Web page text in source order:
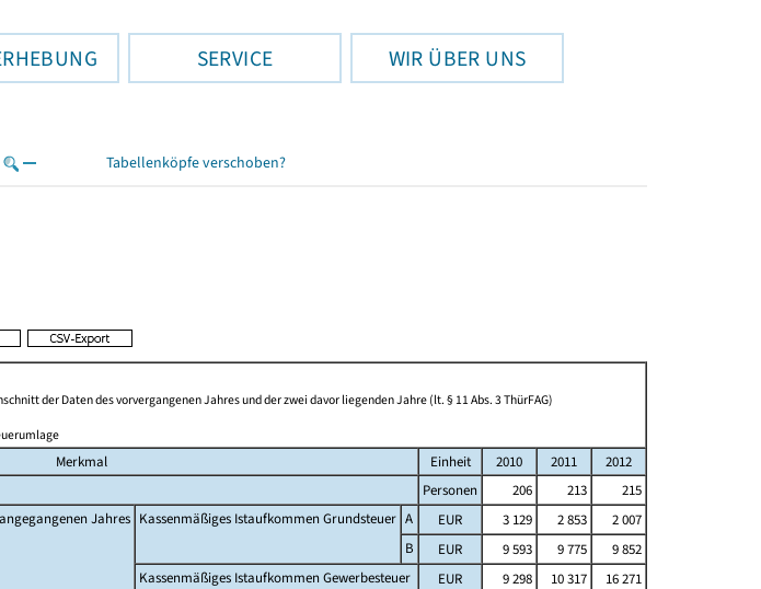
SERVICE WIR ÜBER UNS
Tabellenköpfe verschoben?
der Daten des vorvergangenen Jahres und der zwei davor liegenden Jahre (lt. § 11 Abs. 3 ThürFAG)
Merkmal Einheit 2010 2011
2012
Personen 206 213
215
Jahres Kassenmäßiges Istaufkommen Grundsteuer A EUR 3 129 2 853
2 007
B
EUR 9 593 9 775
9 852
Kassenmäßiges Istaufkommen Gewerbesteuer
EUR 9 298 10 317
16 271